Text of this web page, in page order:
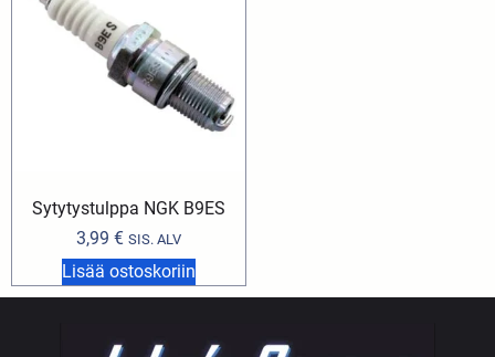
Sytytystulppa NGK B9ES
3,99 € SIS. ALV
Lisää ostoskoriin